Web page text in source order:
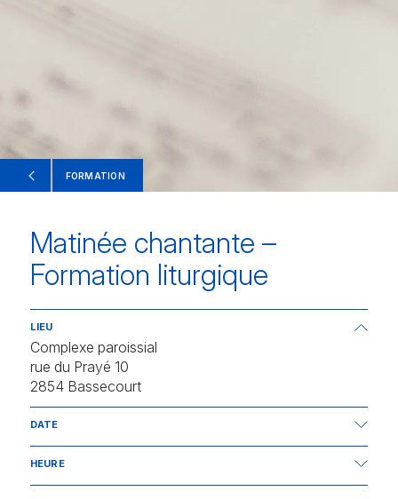
FORMATION
Matinée chantante –
Formation liturgique
LIEU
Complexe paroissial
rue du Prayé 10
2854 Bassecourt
DATE
24.10.2026
HEURE
de 9h00 à 11h45